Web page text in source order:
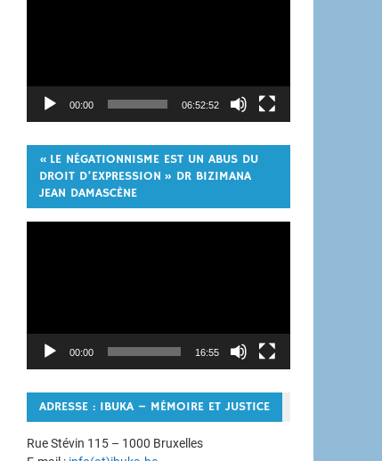
00:00 06:52:52
« LE NÉGATIONNISME EST UN ABUS DU
DROIT D’EXPRESSION » DR BIZIMANA
JEAN DAMASCÈNE
00:00 16:55
ADRESSE : IBUKA – MÉMOIRE ET JUSTICE
Rue Stévin 115 – 1000 Bruxelles